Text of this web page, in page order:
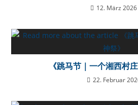
12. März 2026
《跳马节｜一个湘西村
22. Februar